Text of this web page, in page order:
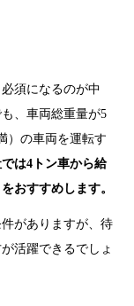
須になるのが中
、車両総重量が5
）の車両を運転す
は4トン車から給
おすすめします。
がありますが、待
活躍できるでしょ